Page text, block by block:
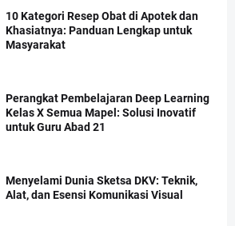
10 Kategori Resep Obat di Apotek dan
Khasiatnya: Panduan Lengkap untuk
Masyarakat
Perangkat Pembelajaran Deep Learning
Kelas X Semua Mapel: Solusi Inovatif
untuk Guru Abad 21
Menyelami Dunia Sketsa DKV: Teknik,
Alat, dan Esensi Komunikasi Visual